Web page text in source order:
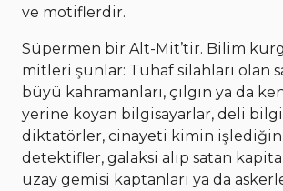
ve motiflerdir.
Süpermen bir Alt-Mit’tir. Bilim
mitleri şunlar: Tuhaf silahları olan
büyü kahramanları, çılgın ya da
yerine koyan bilgisayarlar, deli
diktatörler, cinayeti kimin
detektifler, galaksi alıp satan
uzay gemisi kaptanları ya da